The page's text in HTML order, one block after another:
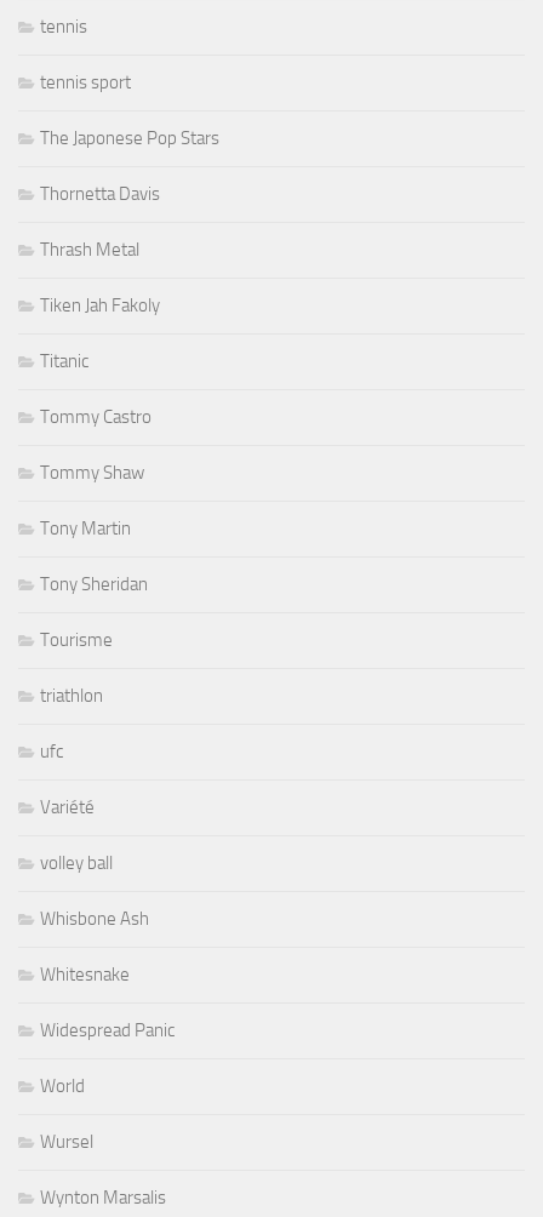
tennis
tennis sport
The Japonese Pop Stars
Thornetta Davis
Thrash Metal
Tiken Jah Fakoly
Titanic
Tommy Castro
Tommy Shaw
Tony Martin
Tony Sheridan
Tourisme
triathlon
ufc
Variété
volley ball
Whisbone Ash
Whitesnake
Widespread Panic
World
Wursel
Wynton Marsalis